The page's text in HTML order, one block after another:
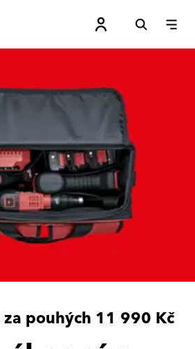
za pouhých 11 990 Kč